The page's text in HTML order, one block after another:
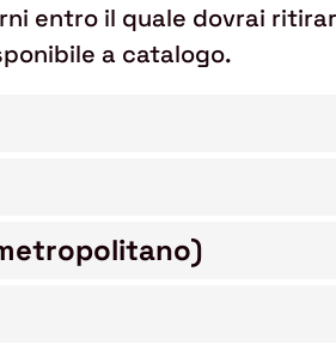
entro il quale dovrai
a catalogo.